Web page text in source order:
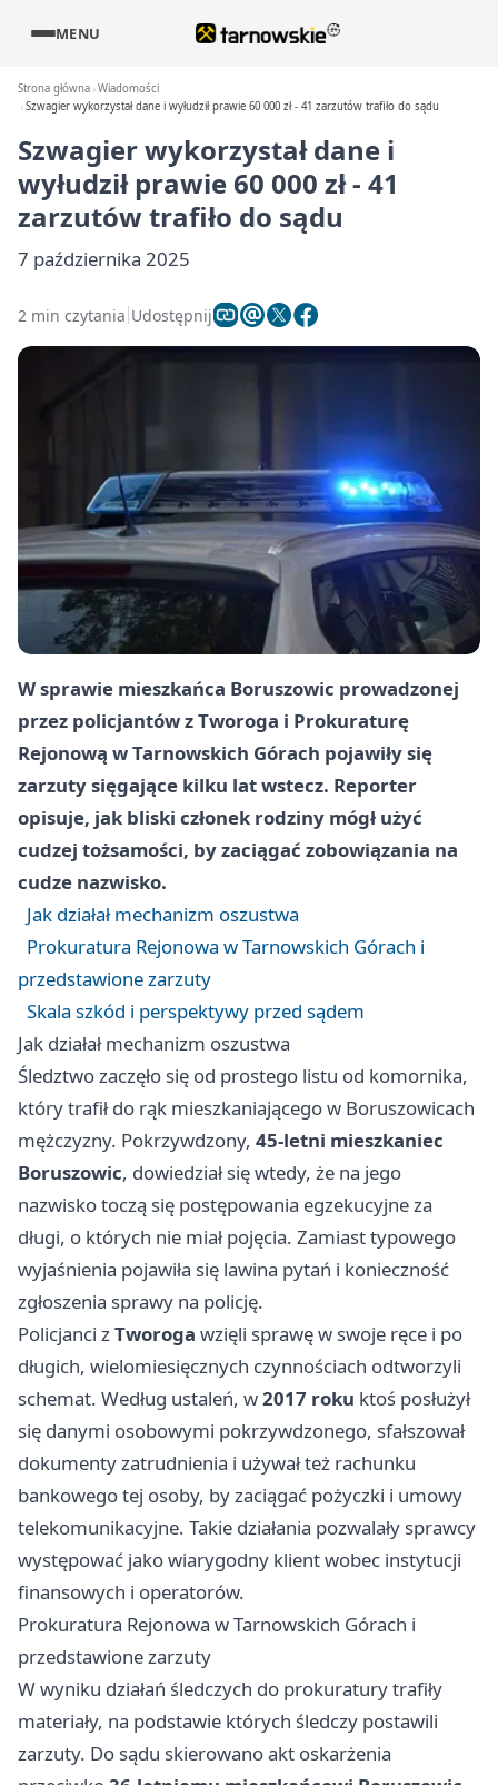
MENU
Strona główna Wiadomości
Szwagier wykorzystał dane i wyłudził prawie 60 000 zł - 41 zarzutów trafiło do sądu
Szwagier wykorzystał dane i
wyłudził prawie 60 000 zł - 41
zarzutów trafiło do sądu
7 października 2025
2 min czytania Udostępnij
W sprawie mieszkańca Boruszowic prowadzonej
przez policjantów z Tworoga i Prokuraturę
Rejonową w Tarnowskich Górach pojawiły się
zarzuty sięgające kilku lat wstecz. Reporter
opisuje, jak bliski członek rodziny mógł użyć
cudzej tożsamości, by zaciągać zobowiązania na
cudze nazwisko.
Jak działał mechanizm oszustwa
Prokuratura Rejonowa w Tarnowskich Górach i
przedstawione zarzuty
Skala szkód i perspektywy przed sądem
Jak działał mechanizm oszustwa
Śledztwo zaczęło się od prostego listu od komornika,
który trafił do rąk mieszkaniającego w Boruszowicach
mężczyzny. Pokrzywdzony, 45-letni mieszkaniec
Boruszowic, dowiedział się wtedy, że na jego
nazwisko toczą się postępowania egzekucyjne za
długi, o których nie miał pojęcia. Zamiast typowego
wyjaśnienia pojawiła się lawina pytań i konieczność
zgłoszenia sprawy na policję.
Policjanci zTworoga wzięli sprawę w swoje ręce i po
długich, wielomiesięcznych czynnościach odtworzyli
schemat. Według ustaleń, w2017 roku ktoś posłużył
się danymi osobowymi pokrzywdzonego, sfałszował
dokumenty zatrudnienia i używał też rachunku
bankowego tej osoby, by zaciągać pożyczki i umowy
telekomunikacyjne. Takie działania pozwalały sprawcy
występować jako wiarygodny klient wobec instytucji
finansowych i operatorów.
Prokuratura Rejonowa w Tarnowskich Górach i
przedstawione zarzuty
W wyniku działań śledczych do prokuratury trafiły
materiały, na podstawie których śledczy postawili
zarzuty. Do sądu skierowano akt oskarżenia